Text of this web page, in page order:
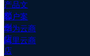
群
公
司
简
产品文
档
客户案
例
华为云商
店
阿里云商
店